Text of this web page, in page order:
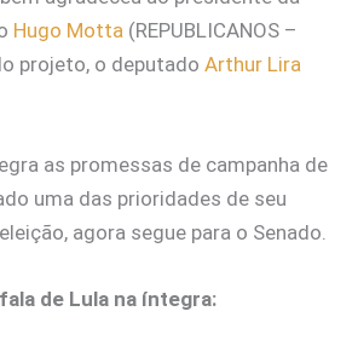
Hugo Motta (REPUBLICANOS –
projeto, o deputado Arthur Lira
as promessas de campanha de
uma das prioridades de seu
agora segue para o Senado.
de Lula na íntegra: